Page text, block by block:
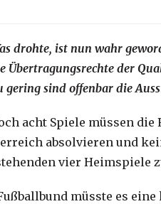
drohte, ist nun wahr
Übertragungsrechte der
gering sind offenbar die
acht Spiele müssen
absolvieren und
vier Heimspiele
müsste es